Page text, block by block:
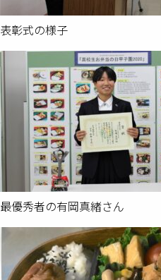
表彰式の様子
最優秀者の有岡真緒さん